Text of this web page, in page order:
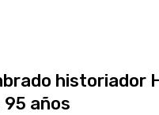
historiador
95 años